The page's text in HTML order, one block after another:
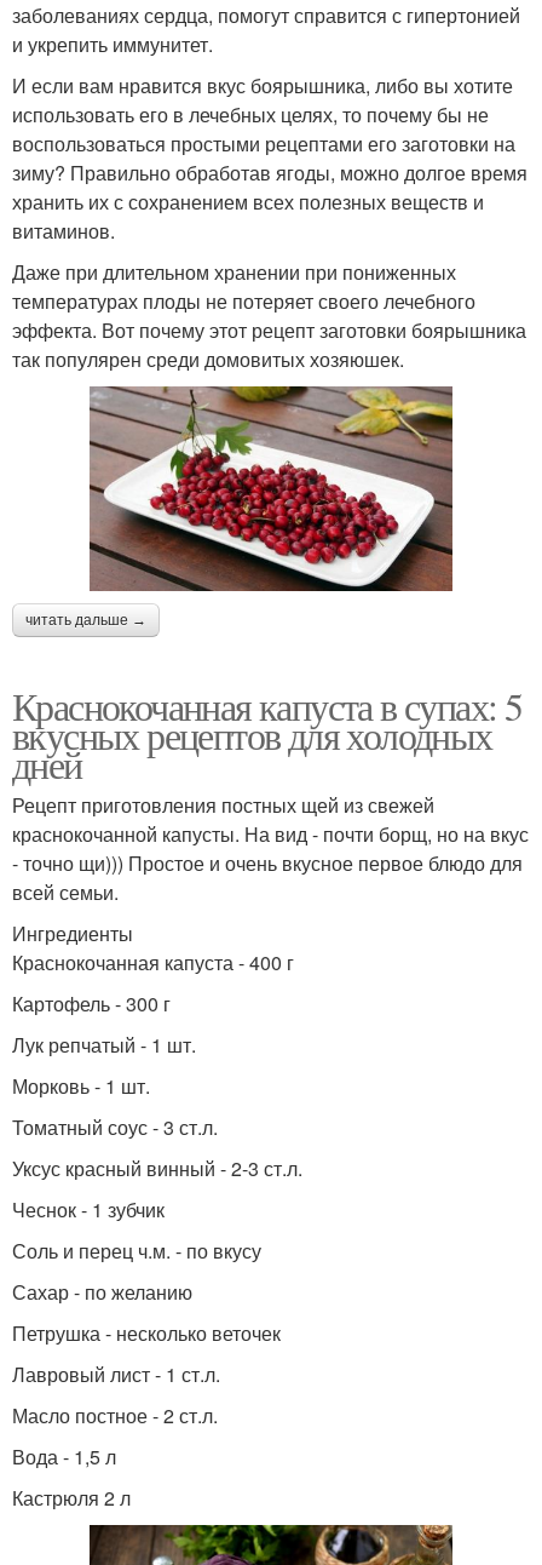
заболеваниях сердца, помогут справится с гипертонией
и укрепить иммунитет.
И если вам нравится вкус боярышника, либо вы хотите
использовать его в лечебных целях, то почему бы не
воспользоваться простыми рецептами его заготовки на
зиму? Правильно обработав ягоды, можно долгое время
хранить их с сохранением всех полезных веществ и
витаминов.
Даже при длительном хранении при пониженных
температурах плоды не потеряет своего лечебного
эффекта. Вот почему этот рецепт заготовки боярышника
так популярен среди домовитых хозяюшек.
читать дальше →
Краснокочанная капуста в супах: 5
вкусных рецептов для холодных
дней
Рецепт приготовления постных щей из свежей
краснокочанной капусты. На вид - почти борщ, но на вкус
- точно щи))) Простое и очень вкусное первое блюдо для
всей семьи.
Ингредиенты
Краснокочанная капуста - 400 г
Картофель - 300 г
Лук репчатый - 1 шт.
Морковь - 1 шт.
Томатный соус - 3 ст.л.
Уксус красный винный - 2-3 ст.л.
Чеснок - 1 зубчик
Соль и перец ч.м. - по вкусу
Сахар - по желанию
Петрушка - несколько веточек
Лавровый лист - 1 ст.л.
Масло постное - 2 ст.л.
Вода - 1,5 л
Кастрюля 2 л